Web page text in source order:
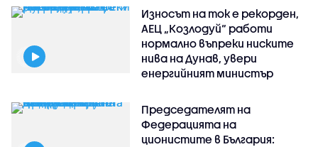
Износът на ток е рекорден,
АЕЦ „Козлодуй“ работи
нормално въпреки ниските
нива на Дунав, увери
енергийният министър
Председателят на
Федерацията на
ционистите в България: